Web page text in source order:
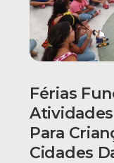
Férias
Para
Cidades